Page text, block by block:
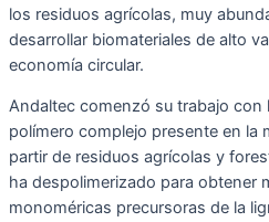
los residuos agrícolas, muy
desarrollar biomateriales de alto
economía circular.
Andaltec comenzó su trabajo con
polímero complejo presente en la
partir de residuos agrícolas y
ha despolimerizado para obtener
monoméricas precursoras de la